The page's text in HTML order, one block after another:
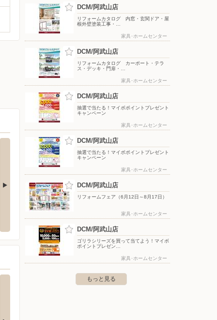
島丘1-15-8
フレンドマート彩都店
〒567-0085 大阪府茨木市彩都あさぎ1-2-1
DCM/阿武山店
リフォームカタログ 内窓・玄関ドア・屋
根外壁塗装工事・…
家具･ホームセンター
DCM/阿武山店
リフォームカタログ カーポート・テラ
ス・デッキ・門扉・…
家具･ホームセンター
DCM/阿武山店
抽選で当たる！マイボポイントプレゼント
キャンペーン
家具･ホームセンター
DCM/阿武山店
抽選で当たる！マイボポイントプレゼント
キャンペーン
家具･ホームセンター
DCM/阿武山店
リフォームフェア（6月12日～8月17日）
家具･ホームセンター
DCM/阿武山店
ゴリラシリーズを買って当てよう！マイボ
ポイントプレゼン…
家具･ホームセンター
もっと見る